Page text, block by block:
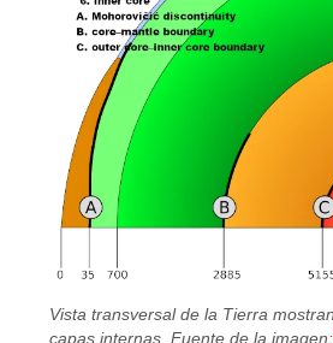
Vista transversal de la Tierra
capas internas. Fuente de la